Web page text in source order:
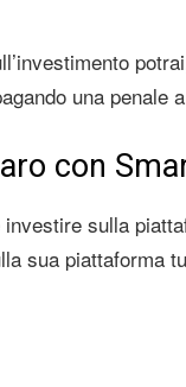
una penale
con
sulla
sua piattaforma